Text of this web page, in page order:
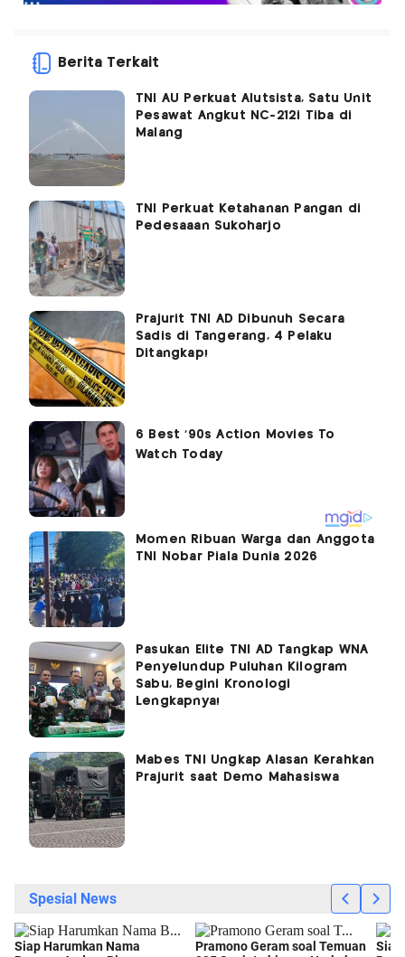
Berita Terkait
TNI AU Perkuat Alutsista, Satu Unit
Pesawat Angkut NC-212i Tiba di
Malang
TNI Perkuat Ketahanan Pangan di
Pedesaaan Sukoharjo
Prajurit TNI AD Dibunuh Secara
Sadis di Tangerang, 4 Pelaku
Ditangkap!
Momen Ribuan Warga dan Anggota
TNI Nobar Piala Dunia 2026
Pasukan Elite TNI AD Tangkap WNA
Penyelundup Puluhan Kilogram
Sabu, Begini Kronologi
Lengkapnya!
Mabes TNI Ungkap Alasan Kerahkan
Prajurit saat Demo Mahasiswa